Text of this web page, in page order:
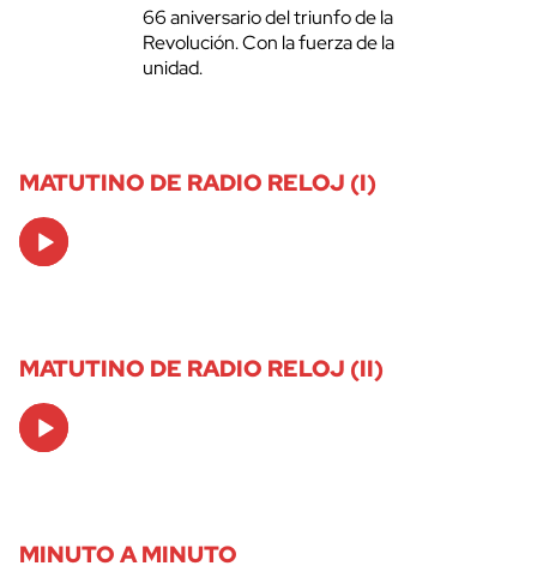
66 aniversario del triunfo de la
Revolución. Con la fuerza de la
unidad.
MATUTINO DE RADIO RELOJ (I)
Audio
Player
MATUTINO DE RADIO RELOJ (II)
Audio
Player
MINUTO A MINUTO